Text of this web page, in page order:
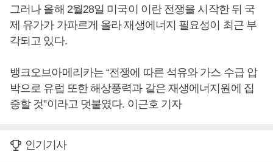
그러나 올해 2월28일 미국이 이란 전쟁을 시작한 뒤 국
제 유가가 가파르게 올라 재생에너지 필요성이 최근 부
각되고 있다.
뱅크오브아메리카는 “전쟁에 따른 석유와 가스 수급 압
박으로 유럽 또한 해상풍력과 같은 재생에너지원에 집
중할 것”이라고 덧붙였다. 이근호 기자
인기기사